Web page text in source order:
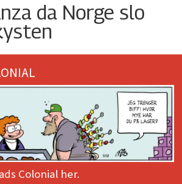
da Norge slo
Colonial her.